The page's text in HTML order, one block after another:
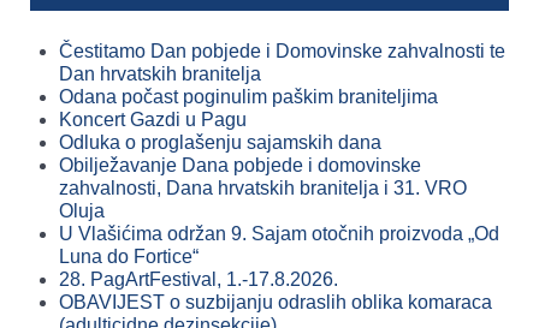
Čestitamo Dan pobjede i Domovinske zahvalnosti te
Dan hrvatskih branitelja
Odana počast poginulim paškim braniteljima
Koncert Gazdi u Pagu
Odluka o proglašenju sajamskih dana
Obilježavanje Dana pobjede i domovinske
zahvalnosti, Dana hrvatskih branitelja i 31. VRO
Oluja
U Vlašićima održan 9. Sajam otočnih proizvoda „Od
Luna do Fortice“
28. PagArtFestival, 1.-17.8.2026.
OBAVIJEST o suzbijanju odraslih oblika komaraca